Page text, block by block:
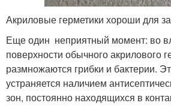
Акриловые герметики хороши для
Еще один неприятный момент: во
поверхности обычного акрилового
размножаются грибки и бактерии.
устраняется наличием
зон, постоянно находящихся в